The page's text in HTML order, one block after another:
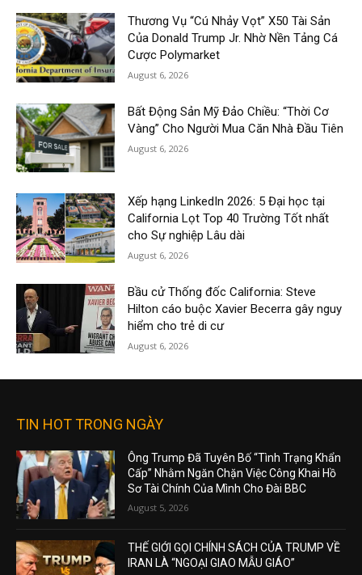
Thương Vụ “Cú Nhảy Vọt” X50 Tài Sản
Của Donald Trump Jr. Nhờ Nền Tảng Cá
Cược Polymarket
August 6, 2026
Bất Động Sản Mỹ Đảo Chiều: “Thời Cơ
Vàng” Cho Người Mua Căn Nhà Đầu Tiên
August 6, 2026
Xếp hạng LinkedIn 2026: 5 Đại học tại
California Lọt Top 40 Trường Tốt nhất
cho Sự nghiệp Lâu dài
August 6, 2026
Bầu cử Thống đốc California: Steve
Hilton cáo buộc Xavier Becerra gây nguy
hiểm cho trẻ di cư
August 6, 2026
TIN HOT TRONG NGÀY
Ông Trump Đã Tuyên Bố “Tình Trạng Khẩn
Cấp” Nhằm Ngăn Chặn Việc Công Khai Hồ
Sơ Tài Chính Của Mình Cho Đài BBC
August 5, 2026
THẾ GIỚI GỌI CHÍNH SÁCH CỦA TRUMP VỀ
IRAN LÀ “NGOẠI GIAO MẪU GIÁO”